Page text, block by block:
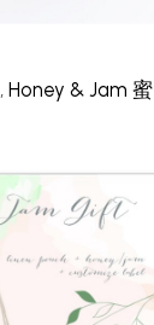
, Honey & Jam 蜜